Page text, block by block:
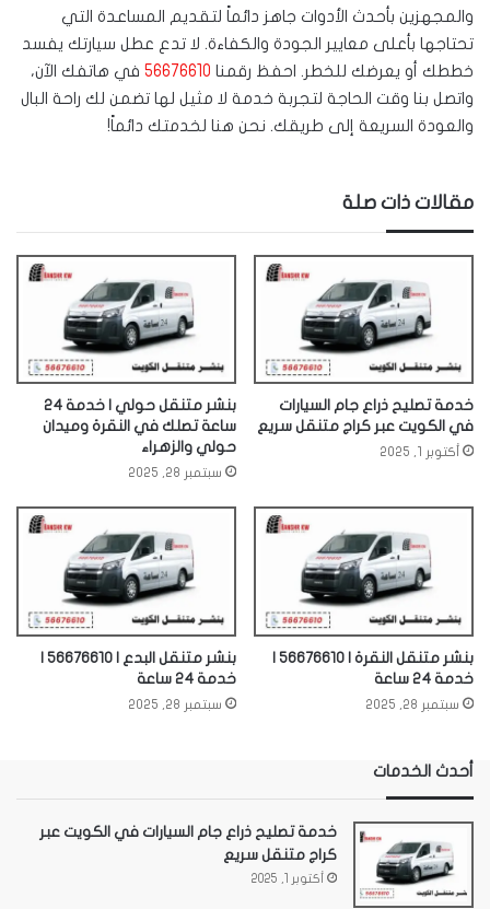
والمجهزين بأحدث الأدوات جاهز دائماً لتقديم المساعدة التي
تحتاجها بأعلى معايير الجودة والكفاءة. لا تدع عطل سيارتك يفسد
خططك أو يعرضك للخطر. احفظ رقمنا 56676610 في هاتفك الآن،
واتصل بنا وقت الحاجة لتجربة خدمة لا مثيل لها تضمن لك راحة البال
والعودة السريعة إلى طريقك. نحن هنا لخدمتك دائماً!
مقالات ذات صلة
خدمة تصليح ذراع جام السيارات
في الكويت عبر كراج متنقل سريع
أكتوبر 1, 2025
بنشر متنقل حولي | خدمة 24
ساعة تصلك في النقرة وميدان
حولي والزهراء
سبتمبر 28, 2025
بنشر متنقل النقرة | 56676610 |
خدمة 24 ساعة
سبتمبر 28, 2025
بنشر متنقل البدع | 56676610 |
خدمة 24 ساعة
سبتمبر 28, 2025
أحدث الخدمات
خدمة تصليح ذراع جام السيارات في الكويت عبر
كراج متنقل سريع
أكتوبر 1, 2025